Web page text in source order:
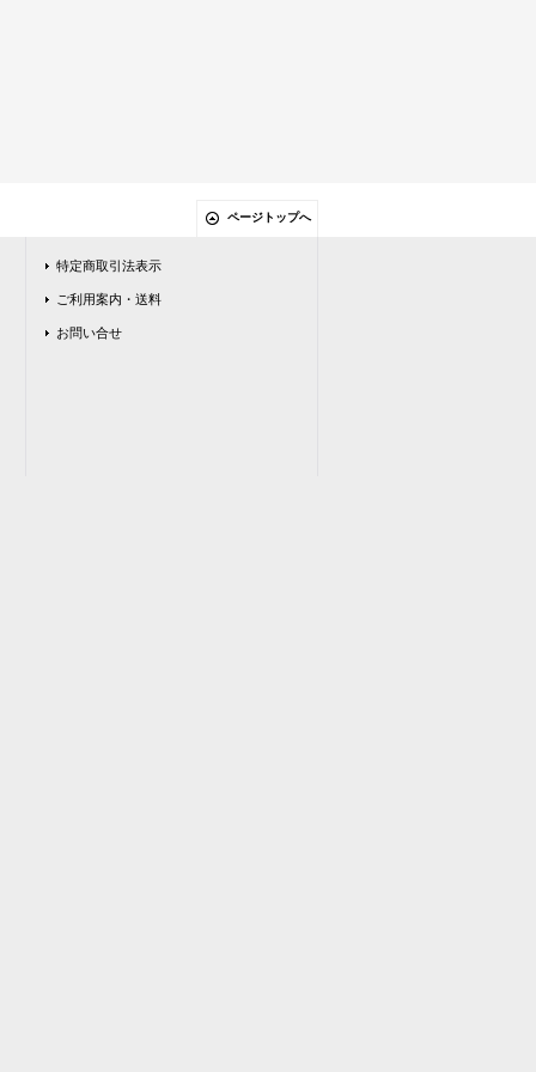
ページトップへ
特定商取引法表示
ご利用案内・送料
お問い合せ